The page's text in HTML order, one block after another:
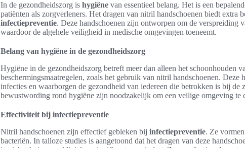
In de gezondheidszorg is hygiëne van essentieel belang. Het is een
patiënten als zorgverleners. Het dragen van nitril handschoenen biedt extra
infectiepreventie. Deze handschoenen zijn ontworpen om de verspreiding
waardoor de algehele veiligheid in medische omgevingen toeneemt.
Belang van hygiëne in de gezondheidszorg
Hygiëne in de gezondheidszorg betreft meer dan alleen het schoonhouden
beschermingsmaatregelen, zoals het gebruik van nitril handschoenen. Deze
infecties en waarborgen de gezondheid van iedereen die betrokken is bij de
bewustwording rond hygiëne zijn noodzakelijk om een veilige omgeving te
Effectiviteit bij infectiepreventie
Nitril handschoenen zijn effectief gebleken bij infectiepreventie. Ze
bacteriën. In talloze studies is aangetoond dat het dragen van deze